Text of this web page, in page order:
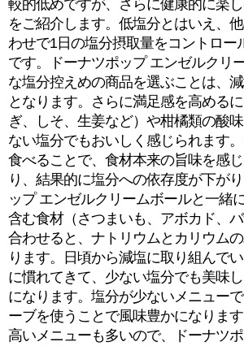
較的低めですが、さらに健康的に楽
をご紹介します。低塩分とはいえ、
わせで1日の塩分摂取量をコントロー
です。ドーナツポップ エンゼルクリ
な塩分控えめの商品を選ぶことは、
となります。さらに満足感を高める
ぎ、しそ、生姜など）や柑橘類の酸
ない塩分でもおいしく感じられます
食べることで、食材本来の旨味を感
り、結果的に塩分への依存度が下が
ップ エンゼルクリームボールと一緒
含む食材（さつまいも、アボカド、
合わせると、ナトリウムとカリウム
ります。日頃から減塩に取り組んで
に慣れてきて、少ない塩分でも美味
になります。塩分が少ないメニュー
ーブを使うことで風味豊かになりま
高いメニューも多いので、ドーナツ